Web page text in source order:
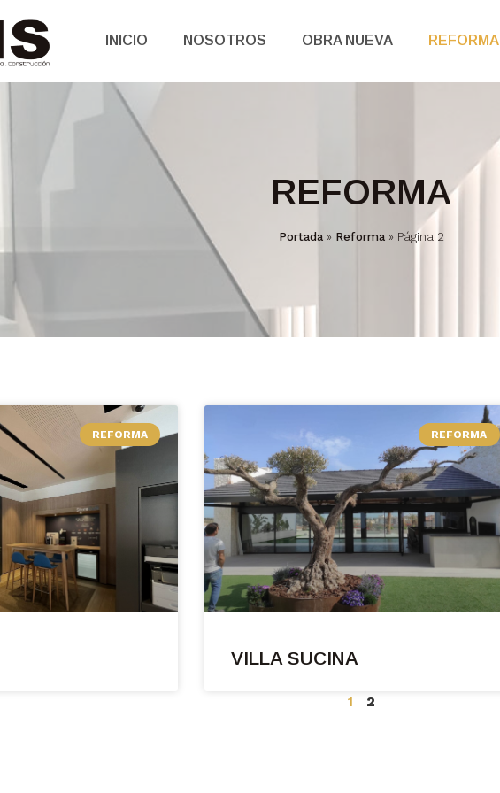
INICIO NOSOTROS OBRA NUEVA REFORMA
REFORMA
Portada» Reforma» Página 2
REFORMA REFORMA
VILLA SUCINA
1 2